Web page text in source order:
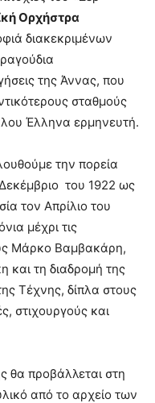
Ορχήστρα
διακεκριμένων
της Άννας, που
σταθμούς
Έλληνα ερμηνευτή.
την πορεία
του 1922 ως
τον Απρίλιο του
μέχρι τις
Μάρκο Βαμβακάρη,
και τη διαδρομή της
Τέχνης, δίπλα στους
στιχουργούς και
θα προβάλλεται στη
από το αρχείο των